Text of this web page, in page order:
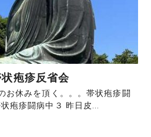
疱疹反省会
お休みを頂く。。。帯状疱疹闘
疱疹闘病中３ 昨日皮...